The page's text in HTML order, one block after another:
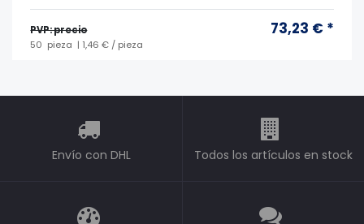
PVP: precio 73,23 € *
50 pieza | 1,46 € / pieza
Envío con DHL Todos los artículos en stock